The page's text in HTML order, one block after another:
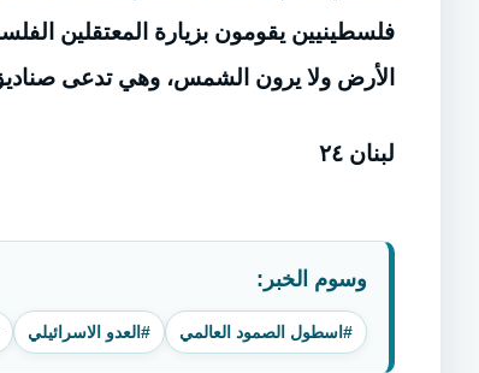
فلسطينيين يقومون بزيارة المعتقلين
الأرض ولا يرون الشمس، وهي تدعى صناديق
لبنان ٢٤
وسوم الخبر:
#اسطول الصمود العالمي #العدو الاسرائيلي